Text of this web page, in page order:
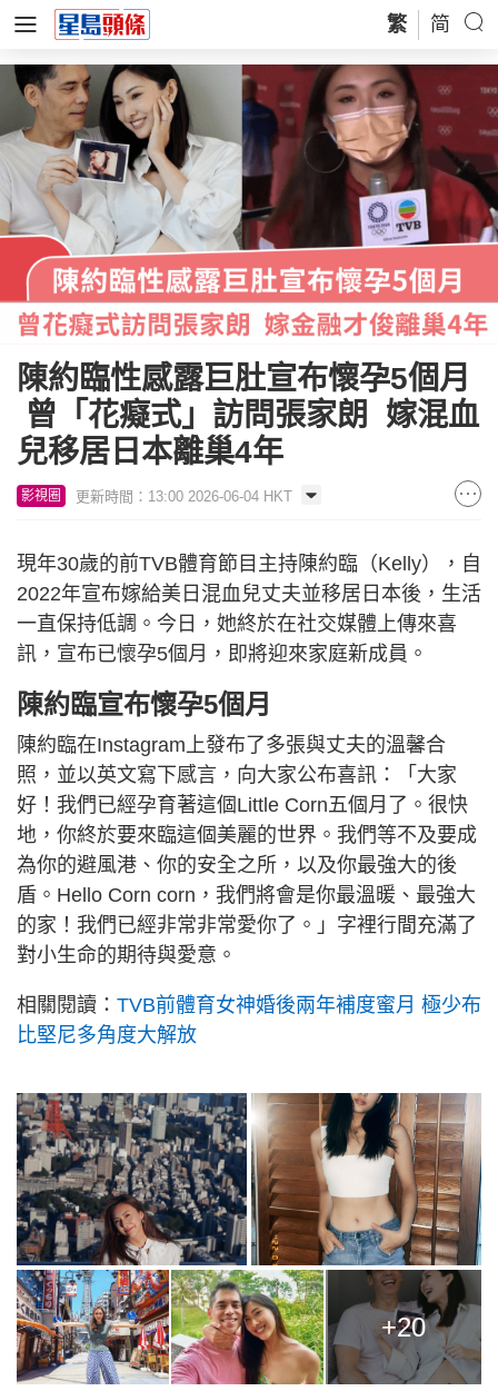
繁 简
陳約臨性感露巨肚宣布懷孕5個月
曾「花癡式」訪問張家朗 嫁混血
兒移居日本離巢4年
影視圈 更新時間：13:00 2026-06-04 HKT
現年30歲的前TVB體育節目主持陳約臨（Kelly），自
2022年宣布嫁給美日混血兒丈夫並移居日本後，生活
一直保持低調。今日，她終於在社交媒體上傳來喜
訊，宣布已懷孕5個月，即將迎來家庭新成員。
陳約臨宣布懷孕5個月
陳約臨在Instagram上發布了多張與丈夫的溫馨合
照，並以英文寫下感言，向大家公布喜訊：「大家
好！我們已經孕育著這個Little Corn五個月了。很快
地，你終於要來臨這個美麗的世界。我們等不及要成
為你的避風港、你的安全之所，以及你最強大的後
盾。Hello Corn corn，我們將會是你最溫暖、最強大
的家！我們已經非常非常愛你了。」字裡行間充滿了
對小生命的期待與愛意。
相關閱讀： TVB前體育女神婚後兩年補度蜜月 極少布
比堅尼多角度大解放
+20